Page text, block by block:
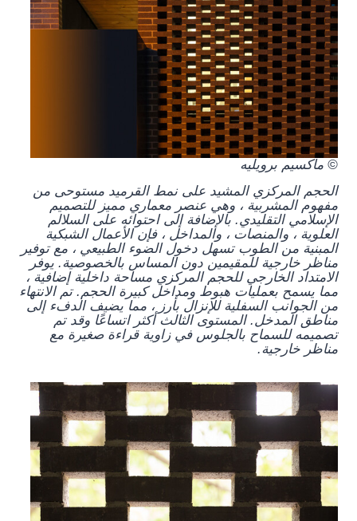
© ماكسيم برويليه
الحجم المركزي المشيد على نمط القرميد مستوحى من
مفهوم المشربية ، وهي عنصر معماري مميز للتصميم
الإسلامي التقليدي. بالإضافة إلى احتوائه على السلالم
العلوية ، والمنصات ، والمداخل ، فإن الأعمال الشبكية
المبنية من الطوب تسهل دخول الضوء الطبيعي ، مع توفير
مناظر خارجية للمقيمين دون المساس بالخصوصية. يوفر
الامتداد الخارجي للحجم المركزي مساحة داخلية إضافية ،
مما يسمح بعمليات هبوط ومداخل كبيرة الحجم. تم الانتهاء
من الجوانب السفلية للإنزال بأرز ، مما يضيف الدفء إلى
مناطق المدخل. المستوى الثالث أكثر اتساعًا وقد تم
تصميمه للسماح بالجلوس في زاوية قراءة صغيرة مع
مناظر خارجية.